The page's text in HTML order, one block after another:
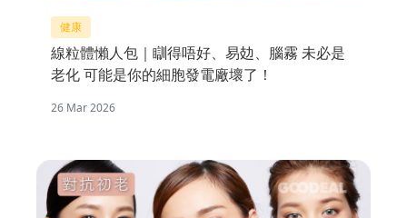
健康
線粒體懶人包｜瞓得唔好、易攰、腦霧 未必是
老化 可能是你的細胞發電廠壞了！
26 Mar 2026